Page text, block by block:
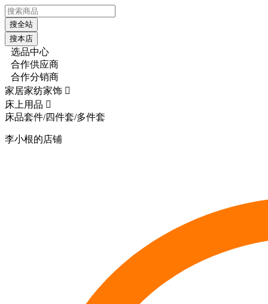
搜全站
搜本店
选品中心
合作供应商
合作分销商
家居家纺家饰 
床上用品 
床品套件/四件套/多件套
李小根的店铺